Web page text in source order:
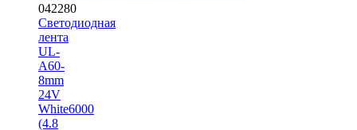
042280
Светодиодная
лента
UL-
A60-
8mm
24V
White6000
(4.8